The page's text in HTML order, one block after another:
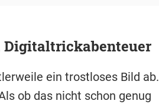
Digitaltrickabenteuer
ein trostloses Bild ab.
ob das nicht schon genug